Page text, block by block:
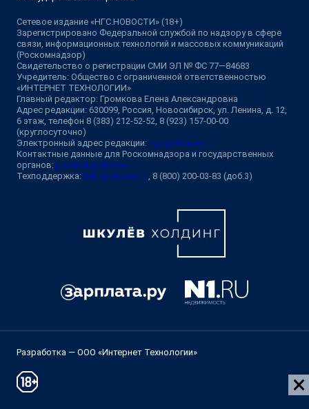
Сетевое издание «НГС.НОВОСТИ» (18+)
Зарегистрировано Федеральной службой по надзору в сфере
связи, информационных технологий и массовых коммуникаций
(Роскомнадзор)
Свидетельство о регистрации СМИ ЭЛ № ФС 77—84683
Учредитель: Общество с ограниченной ответственностью
«ИНТЕРНЕТ ТЕХНОЛОГИИ»
Главный редактор: Громкова Елена Александровна
Адрес редакции: 630099, Россия, Новосибирск, ул. Ленина, д. 12,
6 этаж, телефон 8 (383) 212-52-52, 8 (923) 157-00-00
(круглосуточно)
Электронный адрес редакции: ngs@shkulev.ru
Контактные данные для Роскомнадзора и государственных
органов: juristnsk@shkulev.ru
Техподдержка: help@shkulev.ru , 8 (800) 200-03-83 (доб.3)
Разработка — ООО «Интернет Технологии»